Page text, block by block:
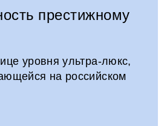
престижному
уровня ультра-люкс,
на российском